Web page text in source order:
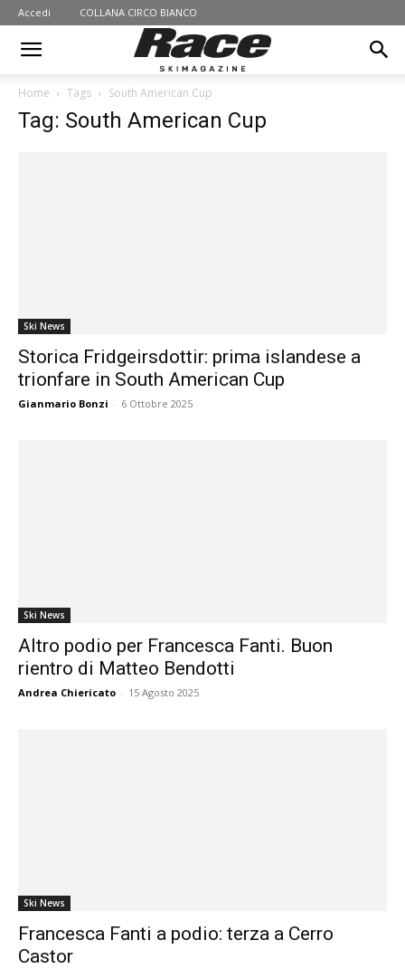
Accedi COLLANA CIRCO BIANCO
Home Tags South American Cup
Tag: South American Cup
Ski News
Storica Fridgeirsdottir: prima islandese a
trionfare in South American Cup
Gianmario Bonzi - 6 Ottobre 2025
Ski News
Altro podio per Francesca Fanti. Buon
rientro di Matteo Bendotti
Andrea Chiericato - 15 Agosto 2025
Ski News
Francesca Fanti a podio: terza a Cerro
Castor